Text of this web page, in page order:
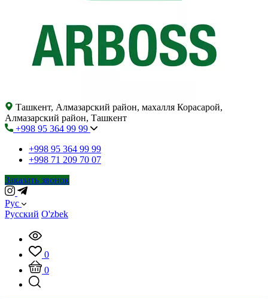
Ташкент, Алмазарский район, махалля Корасарой,
Алмазарский район, Ташкент
+998 95 364 99 99
+998 95 364 99 99
+998 71 209 70 07
Заказать звонок
Рус
Русский O'zbek
0
0